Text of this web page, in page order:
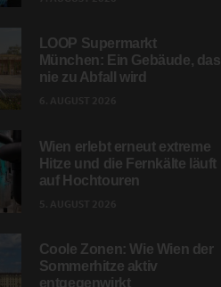
LOOP Supermarkt
München: Ein Gebäude, das
nie zu Abfall wird
Wien erlebt erneut extreme
Hitze und die Fernkälte läuft
auf Hochtouren
Coole Zonen: Wie Wien der
Sommerhitze aktiv
entgegenwirkt